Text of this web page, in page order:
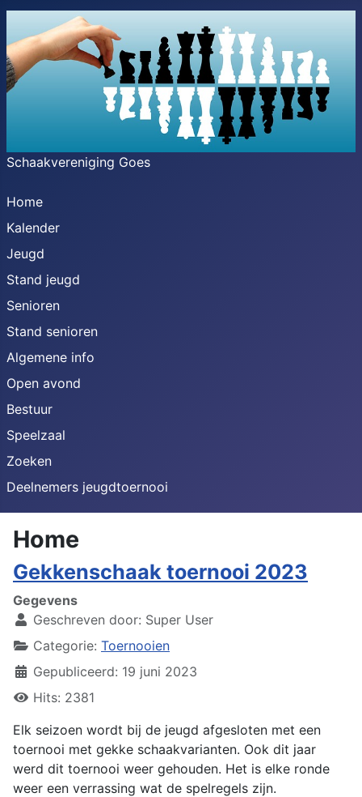
Schaakvereniging Goes
Home
Kalender
Jeugd
Stand jeugd
Senioren
Stand senioren
Algemene info
Open avond
Bestuur
Speelzaal
Zoeken
Deelnemers jeugdtoernooi
Home
Gekkenschaak toernooi 2023
Gegevens
Geschreven door: Super User
Categorie: Toernooien
Gepubliceerd: 19 juni 2023
Hits: 2381
Elk seizoen wordt bij de jeugd afgesloten met een
toernooi met gekke schaakvarianten. Ook dit jaar
werd dit toernooi weer gehouden. Het is elke ronde
weer een verrassing wat de spelregels zijn.